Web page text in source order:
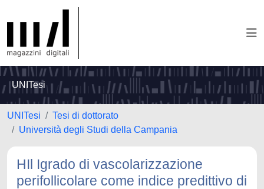
UNITesi
UNITesi
Tesi di dottorato
Università degli Studi della Campania
HIl Igrado di vascolarizzazione
perifollicolare come indice predittivo di